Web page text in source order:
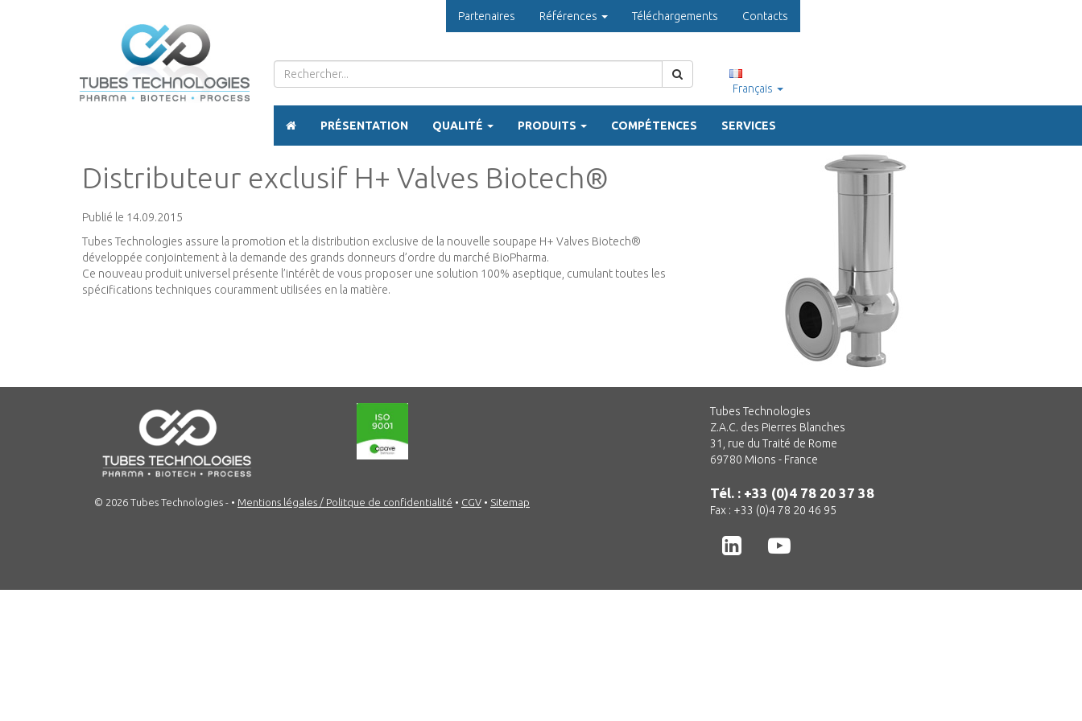
Partenaires Références Téléchargements Contacts
Français
PRÉSENTATION QUALITÉ PRODUITS COMPÉTENCES SERVICES
Distributeur exclusif H+ Valves Biotech®
Publié le 14.09.2015
Tubes Technologies assure la promotion et la distribution exclusive de la nouvelle soupape H+ Valves Biotech®
développée conjointement à la demande des grands donneurs d’ordre du marché BioPharma.
Ce nouveau produit universel présente l’intérêt de vous proposer une solution 100% aseptique, cumulant toutes les
spécifications techniques couramment utilisées en la matière.
© 2026 Tubes Technologies - • Mentions légales / Politque de confidentialité • CGV • Sitemap
Tubes Technologies
Z.A.C. des Pierres Blanches
31, rue du Traité de Rome
69780 Mions - France
Tél. : +33 (0)4 78 20 37 38
Fax : +33 (0)4 78 20 46 95